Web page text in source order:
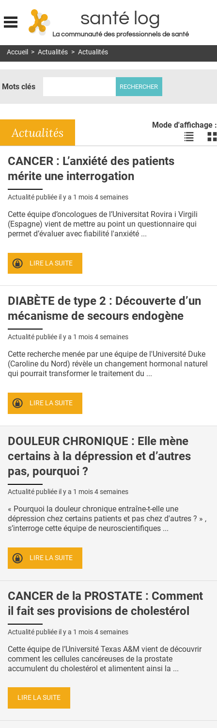
Jump to navigation
santé log
La communauté des professionnels de santé
MON COMPTE
DOSSIERS
RÉSEAUX
E-REVUE SAD
QUI SOMMES-NOUS ?
CONDITIONS GÉNÉRALES
CRÉDITS
Accueil > Actualités > Actualités
Mots clés
Mode d'affichage :
Voir
les
les
Actualités
CANCER : L’anxiété des patients
mérite une interrogation
Actualité publiée il y a 1 mois 4 semaines
Cette équipe d’oncologues de l’Universitat Rovira i Virgili
(Espagne) vient de mettre au point un questionnaire qui
permet d’évaluer avec fiabilité l'anxiété ...
LIRE LA SUITE
DIABÈTE de type 2 : Découverte d’un
mécanisme de secours endogène
Actualité publiée il y a 1 mois 4 semaines
Cette recherche menée par une équipe de l'Université Duke
(Caroline du Nord) révèle un changement hormonal naturel
qui pourrait transformer le traitement du ...
LIRE LA SUITE
DOULEUR CHRONIQUE : Elle mène
certains à la dépression et d’autres
pas, pourquoi ?
Actualité publiée il y a 1 mois 4 semaines
« Pourquoi la douleur chronique entraîne-t-elle une
dépression chez certains patients et pas chez d'autres ? » ,
s’interroge cette équipe de neuroscientifiques ...
LIRE LA SUITE
CANCER de la PROSTATE : Comment
il fait ses provisions de cholestérol
Actualité publiée il y a 1 mois 4 semaines
Cette équipe de l’Université Texas A&M vient de découvrir
comment les cellules cancéreuses de la prostate
accumulent du cholestérol et alimentent ainsi la ...
LIRE LA SUITE